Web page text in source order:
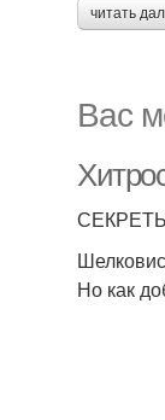
читать
Вас
Но как